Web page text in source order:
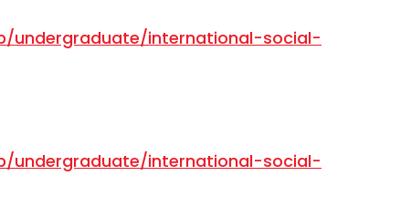
undergraduate/international-social-
undergraduate/international-social-